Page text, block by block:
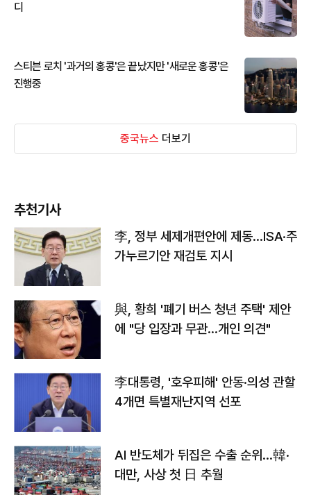
디
스티븐 로치 '과거의 홍콩'은 끝났지만 '새로운 홍콩'은
진행중
중국뉴스 더보기
추천기사
李, 정부 세제개편안에 제동…ISA·주
가누르기안 재검토 지시
與, 황희 '폐기 버스 청년 주택' 제안
에 "당 입장과 무관…개인 의견"
李대통령, '호우피해' 안동·의성 관할
4개면 특별재난지역 선포
AI 반도체가 뒤집은 수출 순위…韓·
대만, 사상 첫 日 추월